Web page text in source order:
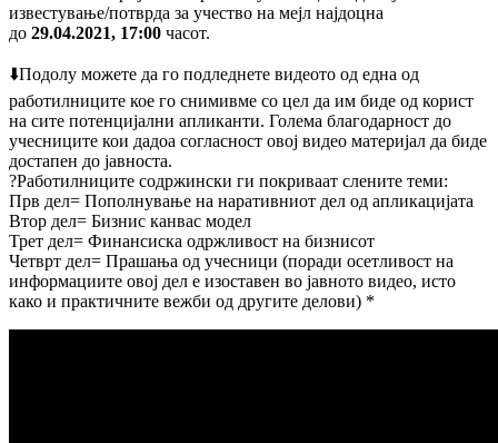
известување/потврда за учество на мејл најдоцна
до 29.04.2021, 17:00 часот.
⬇️Подолу можете да го подледнете видеото од една од
работилниците кое го снимивме со цел да им биде од корист
на сите потенцијални апликанти. Голема благодарност до
учесниците кои дадоа согласност овој видео материјал да биде
достапен до јавноста.
?Работилниците содржински ги покриваат слените теми:
Прв дел= Пополнување на наративниот дел од апликацијата
Втор дел= Бизнис канвас модел
Трет дел= Финансиска одржливост на бизнисот
Четврт дел= Прашања од учесници (поради осетливост на
информациите овој дел е изоставен во јавното видео, исто
како и практичните вежби од другите делови) *